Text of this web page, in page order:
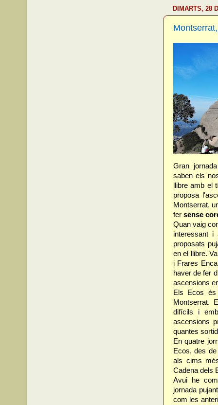
DIMARTS, 28
Gran
saben els
llibre amb el
proposa
Montserrat,
fer sense
Quan vaig
interessant i
proposats
en el llibre.
i Frares
haver de fer
ascensions
Els Ecos és
Montserrat.
difícils i
ascensions
quantes
En quatre
Ecos, des
als cims
Cadena dels
Avui he
jornada
com les